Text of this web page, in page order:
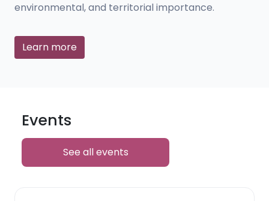
environmental, and territorial importance.
Learn more
Events
See all events